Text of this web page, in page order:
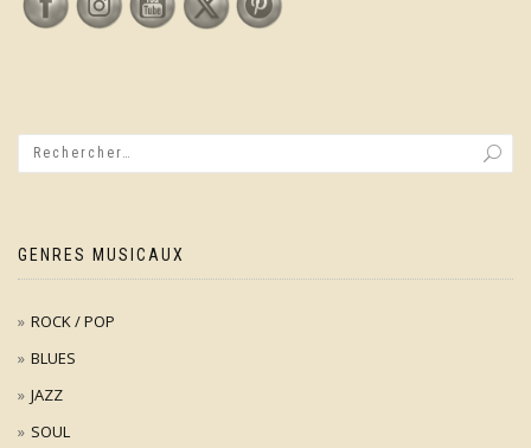
GENRES MUSICAUX
ROCK / POP
BLUES
JAZZ
SOUL